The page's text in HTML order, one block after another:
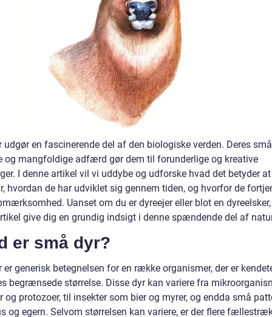
udgør en fascinerende del af den biologiske verden. Deres små
og mangfoldige adfærd gør dem til forunderlige og kreative
I denne artikel vil vi uddybe og udforske hvad det betyder
hvordan de har udviklet sig gennem tiden, og hvorfor de
Uanset om du er dyreejer eller blot en
give dig en grundig indsigt i denne spændende del af
er små dyr?
er generisk betegnelsen for en række organismer, der er
begrænsede størrelse. Disse dyr kan variere fra
og protozoer, til insekter som bier og myrer, og endda små
og egern. Selvom størrelsen kan variere, er der flere